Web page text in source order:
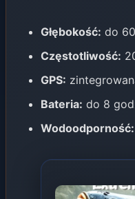
Głębokość: do
Częstotliwość:
GPS:
Bateria: do 8
Wodoodporność: